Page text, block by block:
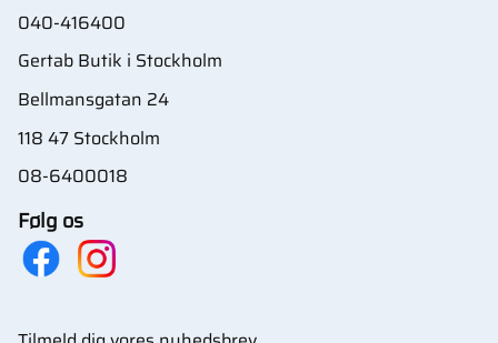
040-416400
Gertab Butik i Stockholm
Bellmansgatan 24
118 47 Stockholm
08-6400018
Følg os